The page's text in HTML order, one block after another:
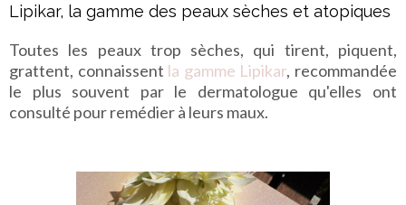
Lipikar, la gamme des peaux sèches et atopiques
Toutes les peaux trop sèches, qui tirent, piquent,
grattent, connaissent la gamme Lipikar, recommandée
le plus souvent par le dermatologue qu'elles ont
consulté pour remédier à leurs maux.